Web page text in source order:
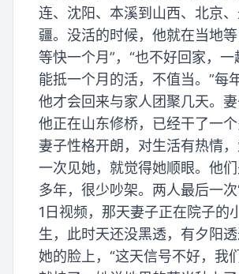
连、沈阳、本溪到山西、北京
疆。没活的时候，他就在当地
等快一个月”，“也不好回家，
能抵一个月的活，不值当。”每
他才会回来与家人团聚几天。妻
他正在山东修桥，已经干了一
妻子性格开朗，对生活有热情
一次见她，就觉得她顺眼。他
多年，很少吵架。两人最后一次
1日视频，那天妻子正在院子的
生，此时天还没黑透，有夕阳透
她的脸上，“这天信号不好，我